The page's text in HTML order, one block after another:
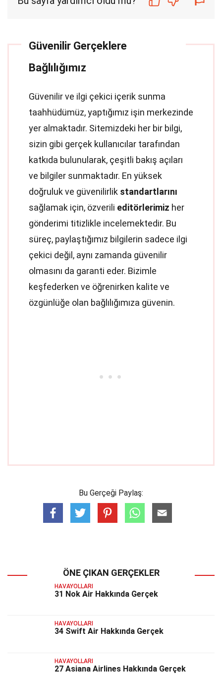
Güvenilir Gerçeklere
Bağlılığımız
Güvenilir ve ilgi çekici içerik sunma
taahhüdümüz, yaptığımız işin merkezinde
yer almaktadır. Sitemizdeki her bir bilgi,
sizin gibi gerçek kullanıcılar tarafından
katkıda bulunularak, çeşitli bakış açıları
ve bilgiler sunmaktadır. En yüksek
doğruluk ve güvenilirlik standartlarını
sağlamak için, özverili editörlerimiz her
gönderimi titizlikle incelemektedir. Bu
süreç, paylaştığımız bilgilerin sadece ilgi
çekici değil, aynı zamanda güvenilir
olmasını da garanti eder. Bizimle
keşfederken ve öğrenirken kalite ve
özgünlüğe olan bağlılığımıza güvenin.
Bu Gerçeği Paylaş:
ÖNE ÇIKAN GERÇEKLER
HAVAYOLLARI
31 Nok Air Hakkında Gerçek
HAVAYOLLARI
34 Swift Air Hakkında Gerçek
HAVAYOLLARI
27 Asiana Airlines Hakkında Gerçek